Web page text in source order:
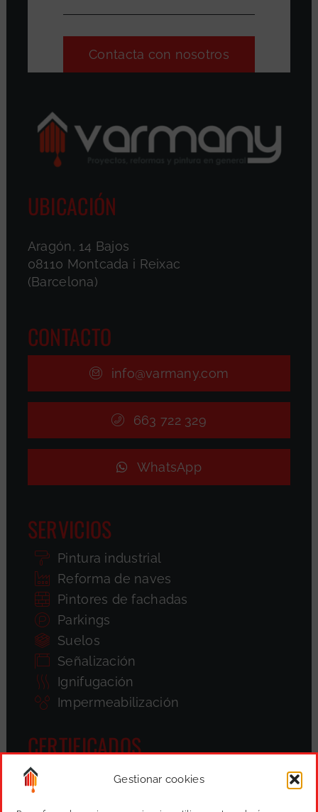
Gestionar cookies
Contacta con nosotros
UBICACIÓN
Aragón, 14 Bajos
08110 Montcada i Reixac
(Barcelona)
CONTACTO
info@varmany.com
663 722 329
WhatsApp
SERVICIOS
Pintura industrial
Reforma de naves
Pintores de fachadas
Parkings
Suelos
Señalización
Ignifugación
Impermeabilización
CERTIFICADOS